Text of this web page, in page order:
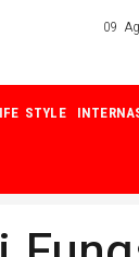
09
STYLE